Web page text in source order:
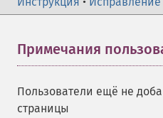
Примечания
Пользователи ещё не
страницы